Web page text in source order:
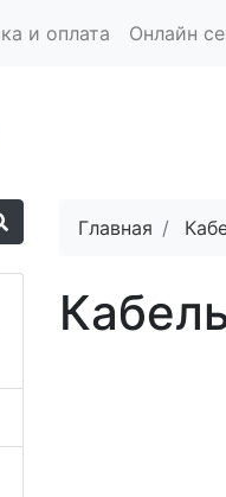
и оплата Онлайн
Главная